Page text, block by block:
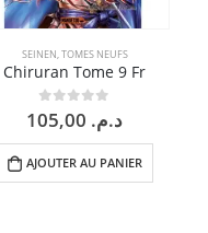
SEINEN,TOMES NEUFS
Chiruran Tome 9 Fr
0 sur 5د.م.
AJOUTER AU PANIER